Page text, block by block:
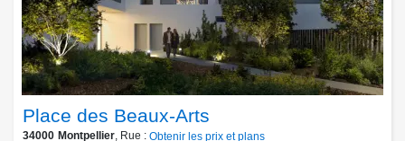
Place des Beaux-Arts
34000 Montpellier , Rue : Obtenir les prix et plans